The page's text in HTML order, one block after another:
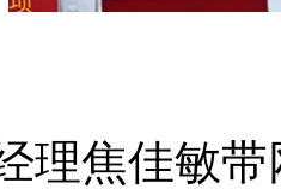
理焦佳敏